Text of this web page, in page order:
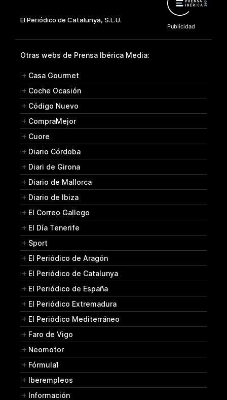
Otras webs de Prensa Ibérica Media:
Casa Gourmet
Coche Ocasión
Código Nuevo
CompraMejor
Cuore
Diario Córdoba
Diari de Girona
Diario de Mallorca
Diario de Ibiza
El Correo Gallego
El Día Tenerife
Sport
El Periódico de Aragón
El Periódico de Catalunya
El Periódico de España
El Periódico Extremadura
El Periódico Mediterráneo
Faro de Vigo
Neomotor
Fórmula1
Iberempleos
Información